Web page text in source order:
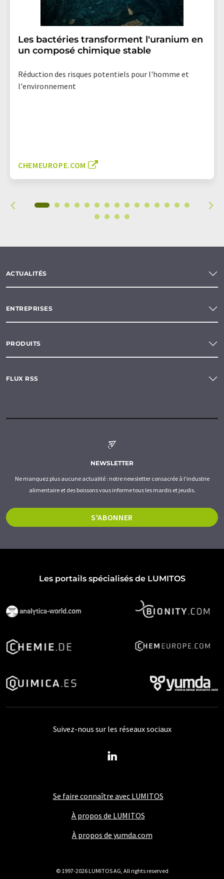
Les bactéries transforment l'uranium en
un composé chimique stable
Réduction des risques potentiels pour l'homme et
l'environnement
CHEMEUROPE.COM
ACTUALITÉS
ENTREPRISES
PRODUITS
FLUX RSS
NEWSLETTER
Ne manquez plus aucune actualité : notre newsletter consacrée à l'industrie
alimentaire et des boissons vous informe tous les mardis et jeudis.
S'ABONNER
Les portails spécialisés de LUMITOS
Se faire connaître avec LUMITOS
À propos de LUMITOS
À propos de yumda.com
Suivez-nous sur les réseaux sociaux
© 1997-2026 LUMITOS AG, All rights reserved